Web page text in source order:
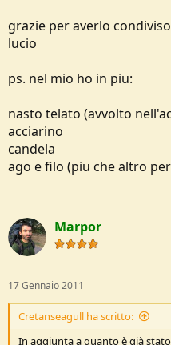
- 2 moschettoni
meglio spille
- coltello Victorinox in
- multiuso con forbici, lama e
Grazie per le risposte.
grazie per averlo condiviso
lucio
ps. nel mio ho in piu:
nasto telato (avvolto
acciarino
candela
ago e filo (piu che altro
Marpor
17 Gennaio 2011
Cretanseagull ha scritto:
In aggiunta a quanto è già